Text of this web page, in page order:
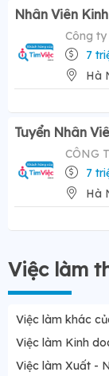
Nhân Viên
Công ty
7
Hà
Tuyển Nhân
CÔNG
7
Hà
Việc làm
Việc làm khác
Việc làm Kinh
Việc làm Xuất -